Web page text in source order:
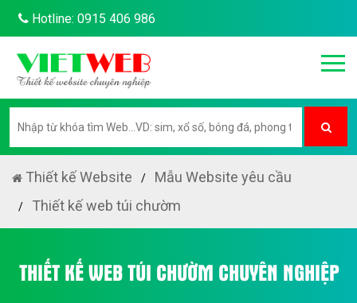
Hotline: 0915 406 986
Thiết kế Website
Mẫu Website yêu cầu
Thiết kế web túi chườm
THIẾT KẾ WEB TÚI CHƯỜM CHUYÊN NGHIỆP